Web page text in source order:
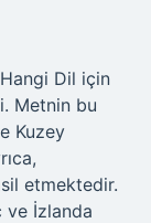
Dil için
Metnin bu
Kuzey
etmektedir.
ve İzlanda